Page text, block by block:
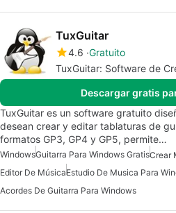
TuxGuitar
4.6 Gratuito
TuxGuitar: Software de
Descargar gratis
TuxGuitar es un software gratuito
desean crear y editar tablaturas de
formatos GP3, GP4 y GP5, permite…
WindowsGuitarra Para Windows GratisCrear
Editor De MúsicaEstudio De Musica Para
Acordes De Guitarra Para Windows